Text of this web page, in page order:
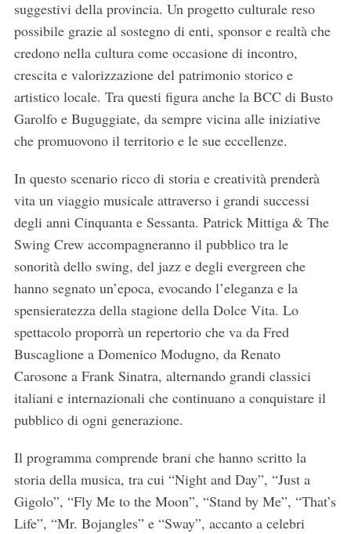
suggestivi della provincia. Un progetto culturale reso
possibile grazie al sostegno di enti, sponsor e realtà che
credono nella cultura come occasione di incontro,
crescita e valorizzazione del patrimonio storico e
artistico locale. Tra questi figura anche la BCC di Busto
Garolfo e Buguggiate, da sempre vicina alle iniziative
che promuovono il territorio e le sue eccellenze.
In questo scenario ricco di storia e creatività prenderà
vita un viaggio musicale attraverso i grandi successi
degli anni Cinquanta e Sessanta. Patrick Mittiga & The
Swing Crew accompagneranno il pubblico tra le
sonorità dello swing, del jazz e degli evergreen che
hanno segnato un’epoca, evocando l’eleganza e la
spensieratezza della stagione della Dolce Vita. Lo
spettacolo proporrà un repertorio che va da Fred
Buscaglione a Domenico Modugno, da Renato
Carosone a Frank Sinatra, alternando grandi classici
italiani e internazionali che continuano a conquistare il
pubblico di ogni generazione.
Il programma comprende brani che hanno scritto la
storia della musica, tra cui “Night and Day”, “Just a
Gigolo”, “Fly Me to the Moon”, “Stand by Me”, “That’s
Life”, “Mr. Bojangles” e “Sway”, accanto a celebri